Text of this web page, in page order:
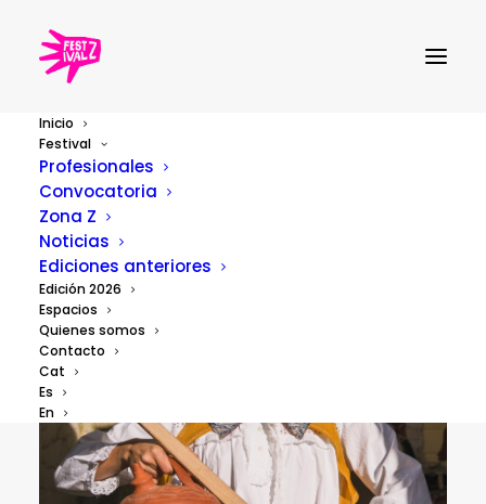
Inicio
Festival
Profesionales
Convocatoria
Zona Z
Noticias
Ediciones anteriores
Edición 2026
Espacios
Quienes somos
Contacto
Cat
Es
En